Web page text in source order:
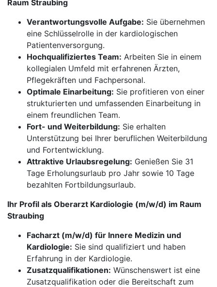
Raum Straubing
Verantwortungsvolle Aufgabe: Sie übernehmen
eine Schlüsselrolle in der kardiologischen
Patientenversorgung.
Hochqualifiziertes Team: Arbeiten Sie in einem
kollegialen Umfeld mit erfahrenen Ärzten,
Pflegekräften und Fachpersonal.
Optimale Einarbeitung: Sie profitieren von einer
strukturierten und umfassenden Einarbeitung in
einem freundlichen Team.
Fort- und Weiterbildung: Sie erhalten
Unterstützung bei Ihrer beruflichen Weiterbildung
und Fortentwicklung.
Attraktive Urlaubsregelung: Genießen Sie 31
Tage Erholungsurlaub pro Jahr sowie 10 Tage
bezahlten Fortbildungsurlaub.
Ihr Profil als Oberarzt Kardiologie (m/w/d) im Raum
Straubing
Facharzt (m/w/d) für Innere Medizin und
Kardiologie: Sie sind qualifiziert und haben
Erfahrung in der Kardiologie.
Zusatzqualifikationen: Wünschenswert ist eine
Zusatzqualifikation oder die Bereitschaft zum